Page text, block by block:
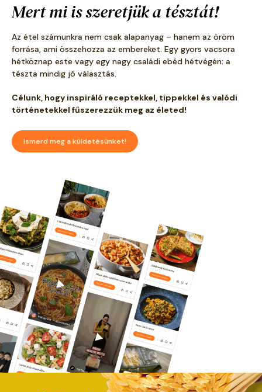
Mert mi is szeretjük a tésztát!
Az étel számunkra nem csak alapanyag – hanem az öröm
forrása, ami összehozza az embereket. Egy gyors vacsora
hétköznap este vagy egy nagy családi ebéd hétvégén: a
tészta mindig jó választás.
Célunk, hogy inspiráló receptekkel, tippekkel és valódi
történetekkel fűszerezzük meg az életed!
Ismerd meg a küldetésünket!